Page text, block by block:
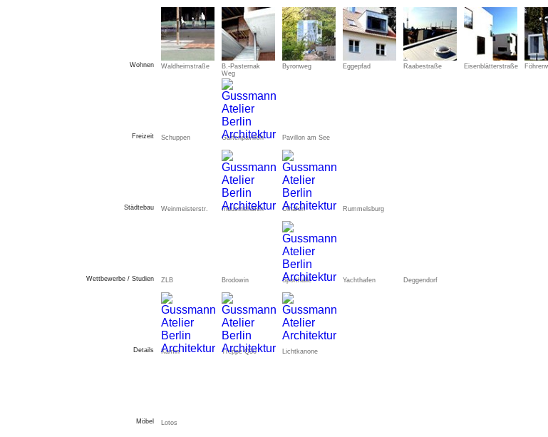
Wohnen
Freizeit
Städtebau
Wettbewerbe / Studien
Details
Möbel
Waldheimstraße
B.-Pasternak
Weg
Byronweg Eggepfad Raabestraße Eisenblätterstraße
Schuppen Gartenpavillon Pavillon am See
Weinmeisterstr. Industriehafen Ölhafen Rummelsburg
ZLB Brodowin Sporthalle Yachthafen Deggendorf
Kamin Treppe Q30 Lichtkanone
Lotos